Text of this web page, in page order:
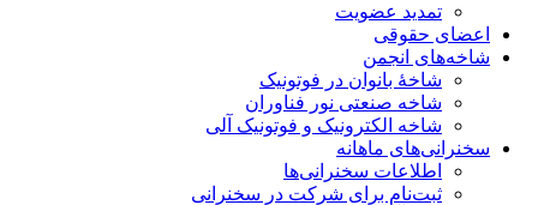
تمدید عضویت
اعضای حقوقی
شاخه‌های انجمن
شاخۀ بانوان در فوتونیک
شاخه صنعتی نور فناوران
شاخه‌ الکترونیک و فوتونیک آلی
سخنرانی‌های ماهانه
اطلاعات سخنرانی‌‌ها
ثبت‌نام برای شرکت در سخنرانی